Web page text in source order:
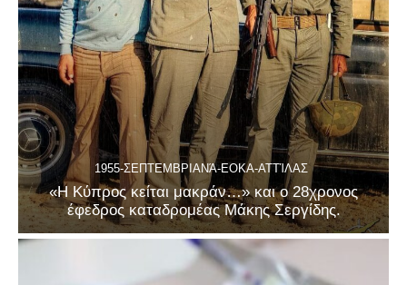
1955-ΣΕΠΤΕΜΒΡΙΑΝΆ-ΕΟΚΑ-ΑΤΤΊΛΑΣ
«Η Κύπρος κείται μακράν…» και ο 28χρονος
έφεδρος καταδρομέας Μάκης Σεργίδης.